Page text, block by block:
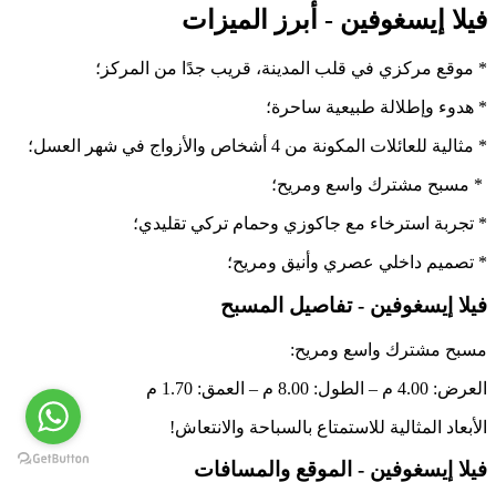
فيلا إيسغوفين - أبرز الميزات
* موقع مركزي في قلب المدينة، قريب جدًا من المركز؛
* هدوء وإطلالة طبيعية ساحرة؛
* مثالية للعائلات المكونة من 4 أشخاص والأزواج في شهر العسل؛
* مسبح مشترك واسع ومريح؛
* تجربة استرخاء مع جاكوزي وحمام تركي تقليدي؛
* تصميم داخلي عصري وأنيق ومريح؛
فيلا إيسغوفين - تفاصيل المسبح
مسبح مشترك واسع ومريح:
العرض: 4.00 م – الطول: 8.00 م – العمق: 1.70 م
الأبعاد المثالية للاستمتاع بالسباحة والانتعاش!
فيلا إيسغوفين - الموقع والمسافات